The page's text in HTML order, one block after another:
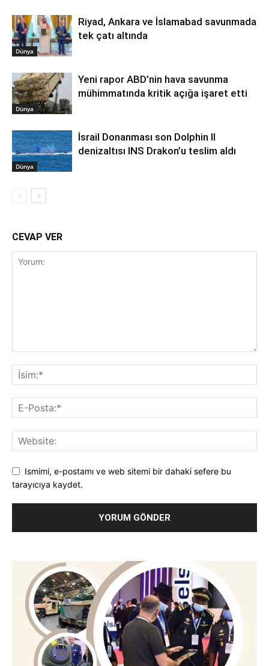
Dünya
Riyad, Ankara ve İslamabad savunmada
tek çatı altında
Dünya
Yeni rapor ABD’nin hava savunma
mühimmatında kritik açığa işaret etti
Dünya
İsrail Donanması son Dolphin II
denizaltısı INS Drakon’u teslim aldı
CEVAP VER
Ismimi, e-postamı ve web sitemi bir dahaki sefere bu
tarayıcıya kaydet.